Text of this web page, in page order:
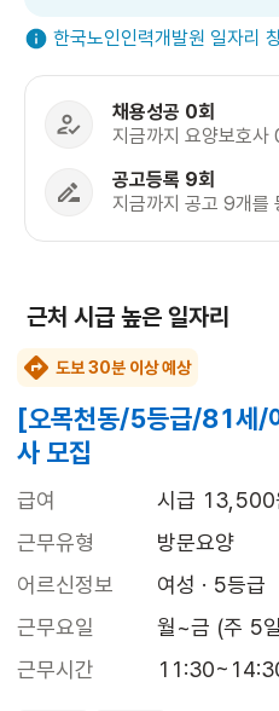
한국노인인력개발원 일자리
채용성공 0회
지금까지 요양보호사
공고등록 9회
지금까지 공고 9개를
근처 시급 높은 일자리
도보 30분 이상 예상
[오목천동/5등급/81세/
사 모집
급여
시급 13,500
근무유형
방문요양
어르신정보
여성 · 5등급
근무요일
월~금 (주 5
근무시간